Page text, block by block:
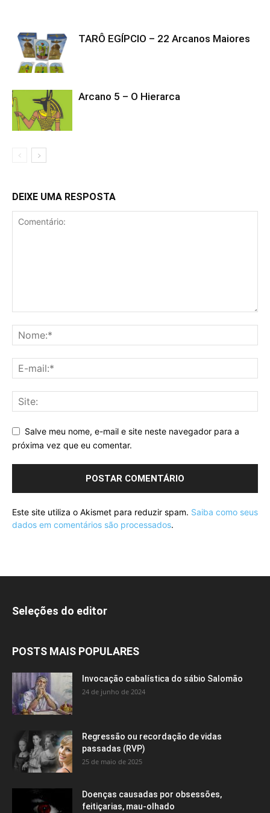
TARÔ EGÍPCIO – 22 Arcanos Maiores
Arcano 5 – O Hierarca
DEIXE UMA RESPOSTA
Salve meu nome, e-mail e site neste navegador para a
próxima vez que eu comentar.
Este site utiliza o Akismet para reduzir spam. Saiba como seus
dados em comentários são processados.
Seleções do editor
POSTS MAIS POPULARES
Invocação cabalística do sábio Salomão
24 de junho de 2024
Regressão ou recordação de vidas
passadas (RVP)
25 de maio de 2025
Doenças causadas por obsessões,
feitiçarias, mau-olhado